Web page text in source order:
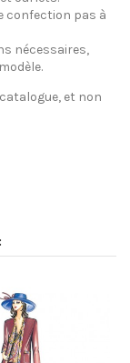
confection pas à
nécessaires,
et non